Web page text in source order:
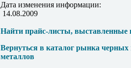
Дата изменения информации:
14.08.2009
Найти прайс-листы, выставленные
Вернуться в каталог рынка
металлов